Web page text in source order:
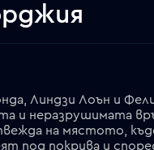
Линдзи Лоън и
и неразрушимата
на мястото,
под покрива и